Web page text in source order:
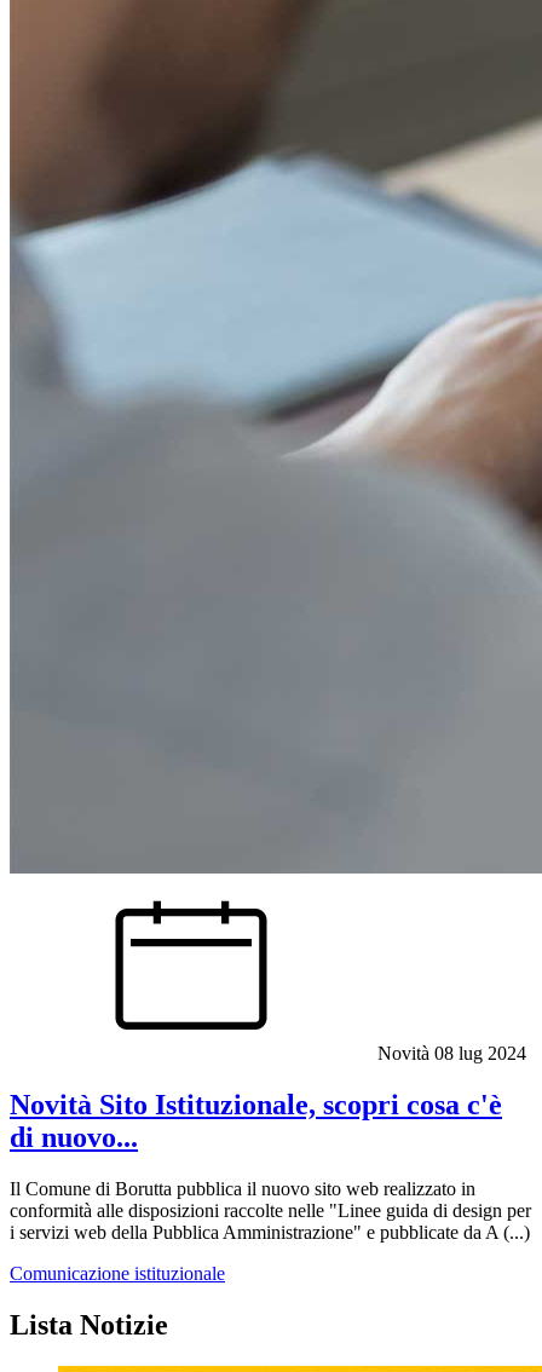
Novità 08 lug 2024
Novità Sito Istituzionale, scopri cosa c'è
di nuovo...
Il Comune di Borutta pubblica il nuovo sito web realizzato in
conformità alle disposizioni raccolte nelle "Linee guida di design per
i servizi web della Pubblica Amministrazione" e pubblicate da A (...)
Comunicazione istituzionale
Lista Notizie